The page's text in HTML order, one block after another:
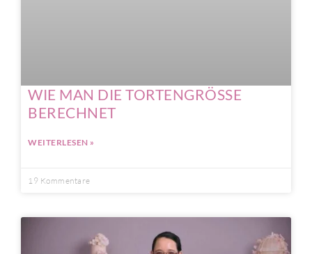
WIE MAN DIE TORTENGRÖSSE
BERECHNET
WEITERLESEN »
19 Kommentare